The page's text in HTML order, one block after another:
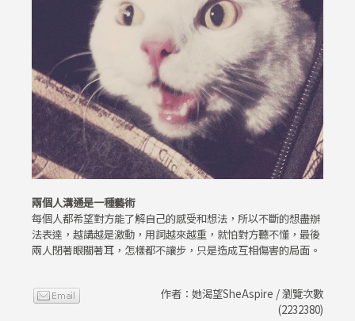
兩個人溝通是一種藝術
每個人都希望對方能了解自己的感受和想法，所以不斷的想盡辦
法表達，越講越是激動，用詞越來越重，就怕對方聽不懂，最後
兩人閉著眼關著耳，怎樣都不讓步，只是造成互相傷害的局面。
作者：她渴望SheAspire / 瀏覽次數
(2232380)